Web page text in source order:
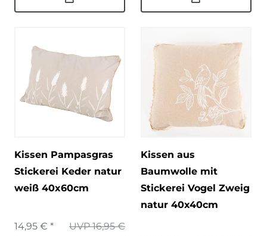
Kissen Pampasgras
Stickerei Keder natur
weiß 40x60cm
UVP 16,95 €
14,95 € *
Kissen aus
Baumwolle mit
Stickerei Vogel Zweig
natur 40x40cm